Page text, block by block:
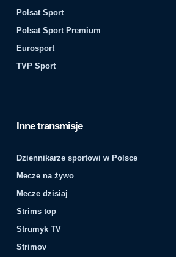
Polsat Sport
Polsat Sport Premium
Eurosport
TVP Sport
Inne transmisje
Dziennikarze sportowi w Polsce
Mecze na żywo
Mecze dzisiaj
Strims top
Strumyk TV
Strimov